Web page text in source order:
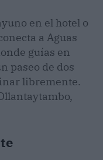
en el hotel o
a Aguas
guías en
paseo de dos
libremente.